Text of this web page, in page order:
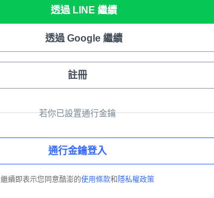
透過 LINE 繼續
透過 Google 繼續
註冊
若你已設置通行金鑰
通行金鑰登入
繼續即表示您同意酷澎的使用條款和 隱私權政策